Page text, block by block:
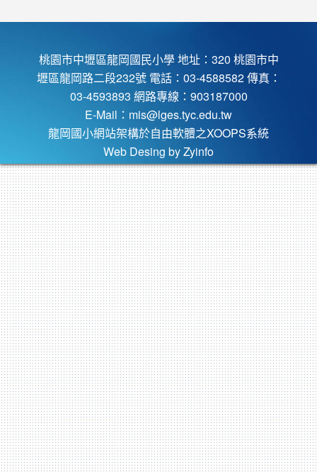
桃園市中壢區龍岡國民小學 地址：320 桃園市中
壢區龍岡路二段232號 電話：03-4588582 傳真：
03-4593893 網路專線：903187000
E-Mail： mis@lges.tyc.edu.tw
龍岡國小網站架構於自由軟體之XOOPS系統
Web Desing by Zyinfo